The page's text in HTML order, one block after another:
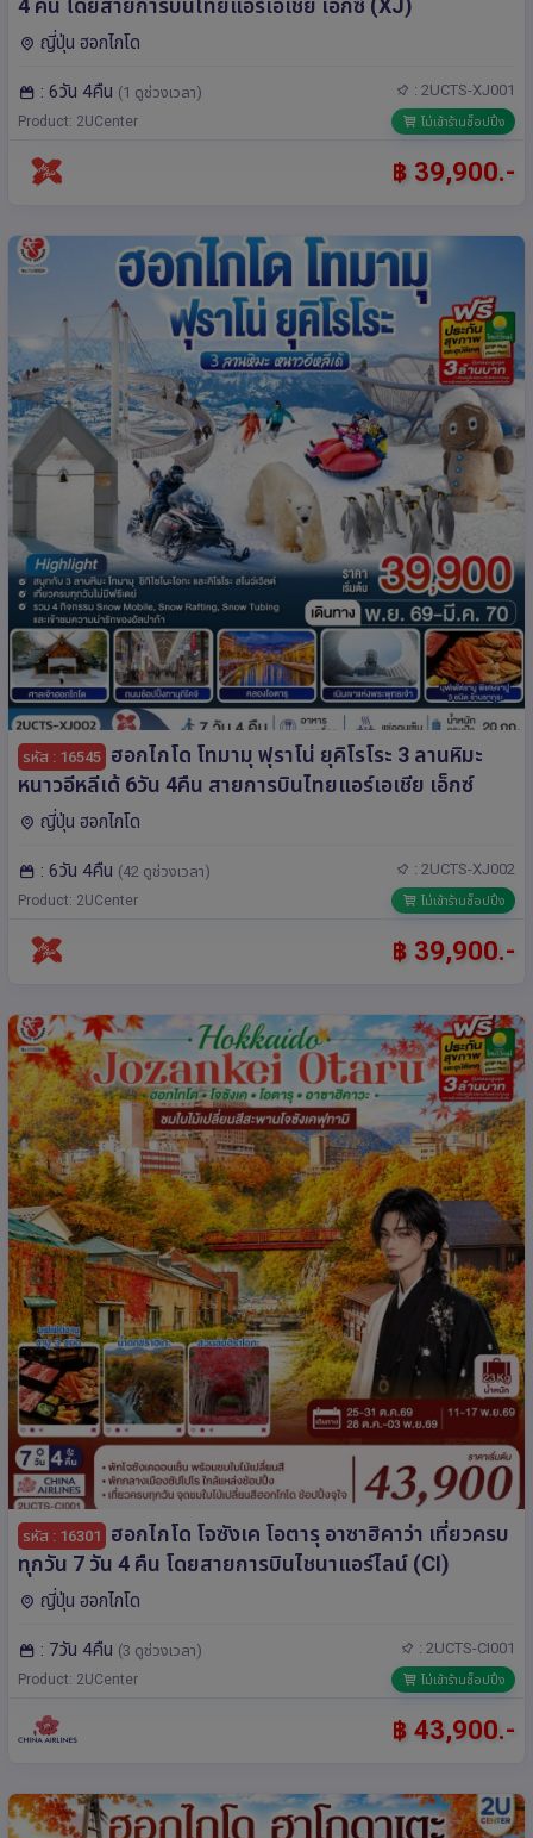
ญี่ปุ่น ฮอกไกโด
: 6วัน 4คืน (1 ดูช่วงเวลา) : 2UCTS-XJ001
Product: 2UCenter ไม่เข้าร้านช็อปปิ้ง
฿ 39,900.-
รหัส : 16545 ฮอกไกโด โทมามุ ฟุราโน่ ยุคิโรโระ 3 ลานหิมะ
หนาวอีหลีเด้ 6วัน 4คืน สายการบินไทยแอร์เอเชีย เอ็กซ์
ญี่ปุ่น ฮอกไกโด
: 6วัน 4คืน (42 ดูช่วงเวลา) : 2UCTS-XJ002
Product: 2UCenter ไม่เข้าร้านช็อปปิ้ง
฿ 39,900.-
รหัส : 16301
ฮอกไกโด โจซังเค โอตารุ อาซาฮิคาว่า เที่ยวครบ
ทุกวัน 7 วัน 4 คืน โดยสายการบินไชนาแอร์ไลน์ (CI)
ญี่ปุ่น ฮอกไกโด
: 7วัน 4คืน (3 ดูช่วงเวลา) : 2UCTS-CI001
Product: 2UCenter ไม่เข้าร้านช็อปปิ้ง
฿ 43,900.-